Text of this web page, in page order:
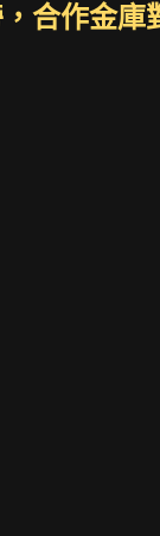
合作金庫